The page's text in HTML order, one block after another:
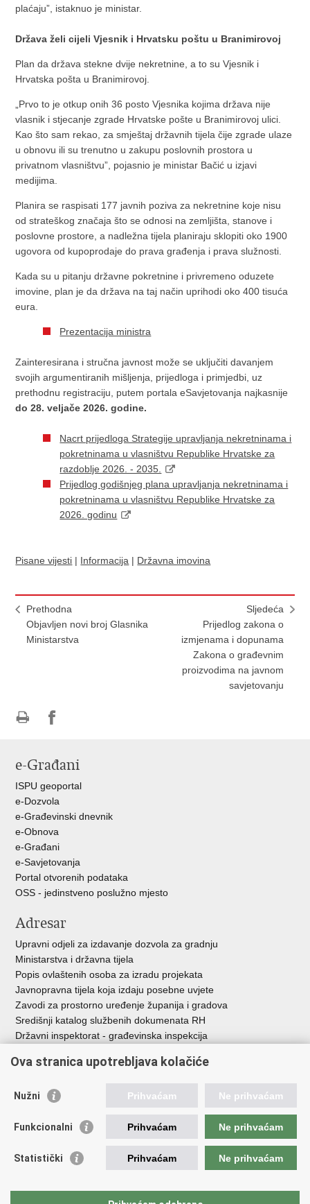
plaćaju”, istaknuo je ministar.
Država želi cijeli Vjesnik i Hrvatsku poštu u Branimirovoj
Plan da država stekne dvije nekretnine, a to su Vjesnik i
Hrvatska pošta u Branimirovoj.
„Prvo to je otkup onih 36 posto Vjesnika kojima država nije
vlasnik i stjecanje zgrade Hrvatske pošte u Branimirovoj ulici.
Kao što sam rekao, za smještaj državnih tijela čije zgrade ulaze
u obnovu ili su trenutno u zakupu poslovnih prostora u
privatnom vlasništvu”, pojasnio je ministar Bačić u izjavi
medijima.
Planira se raspisati 177 javnih poziva za nekretnine koje nisu
od strateškog značaja što se odnosi na zemljišta, stanove i
poslovne prostore, a nadležna tijela planiraju sklopiti oko 1900
ugovora od kupoprodaje do prava građenja i prava služnosti.
Kada su u pitanju državne pokretnine i privremeno oduzete
imovine, plan je da država na taj način uprihodi oko 400 tisuća
eura.
Prezentacija ministra
Zainteresirana i stručna javnost može se uključiti davanjem
svojih argumentiranih mišljenja, prijedloga i primjedbi, uz
prethodnu registraciju, putem portala eSavjetovanja najkasnije
do 28. veljače 2026. godine.
Nacrt prijedloga Strategije upravljanja nekretninama i
pokretninama u vlasništvu Republike Hrvatske za
razdoblje 2026. - 2035.
Prijedlog godišnjeg plana upravljanja nekretninama i
pokretninama u vlasništvu Republike Hrvatske za
2026. godinu
Pisane vijesti | Informacija | Državna imovina
Prethodna
Objavljen novi broj Glasnika
Ministarstva
Sljedeća
Prijedlog zakona o
izmjenama i dopunama
Zakona o građevnim
proizvodima na javnom
savjetovanju
FacebookuTwitteru
e-Građani
ISPU geoportal
e-Dozvola
e-Građevinski dnevnik
e-Obnova
e-Građani
e-Savjetovanja
Portal otvorenih podataka
OSS - jedinstveno poslužno mjesto
Adresar
Upravni odjeli za izdavanje dozvola za gradnju
Ministarstva i državna tijela
Popis ovlaštenih osoba za izradu projekata
Javnopravna tijela koja izdaju posebne uvjete
Zavodi za prostorno uređenje županija i gradova
Središnji katalog službenih dokumenata RH
Državni inspektorat - građevinska inspekcija
Vlada Republike Hrvatske
Agencija za pravni promet i posredovanje nekretninama
Fond za zaštitu okoliša i energetsku učinkovitost
Državne nekretnine d.o.o.
Ova stranica upotrebljava kolačiće
Nužni Prihvaćam Ne prihvaćam
Funkcionalni Prihvaćam Ne prihvaćam
Statistički Prihvaćam Ne prihvaćam